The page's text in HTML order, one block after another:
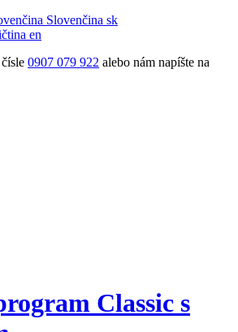
Slovenčina sk
en
0907 079 922 alebo nám napíšte na
Classic s